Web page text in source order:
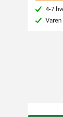
4-7